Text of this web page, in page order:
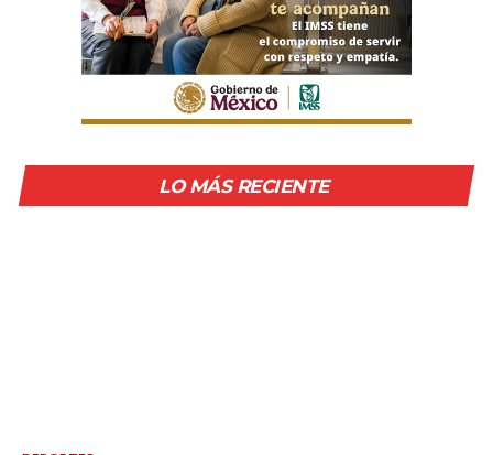
LO MÁS RECIENTE